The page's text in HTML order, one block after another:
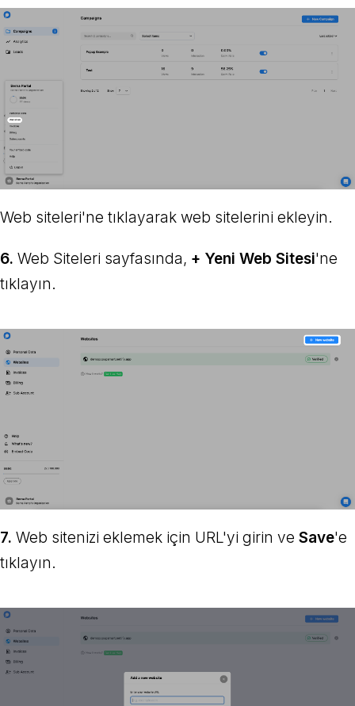
Web siteleri'ne tıklayarak web sitelerini ekleyin.
6. Web Siteleri sayfasında, + Yeni Web Sitesi'ne
tıklayın.
7. Web sitenizi eklemek için URL'yi girin ve Save'e
tıklayın.